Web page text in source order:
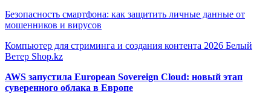
Безопасность смартфона: как защитить личные данные от
мошенников и вирусов
Компьютер для стриминга и создания контента 2026 Белый
Ветер Shop.kz
AWS запустила European Sovereign Cloud: новый этап
суверенного облака в Европе